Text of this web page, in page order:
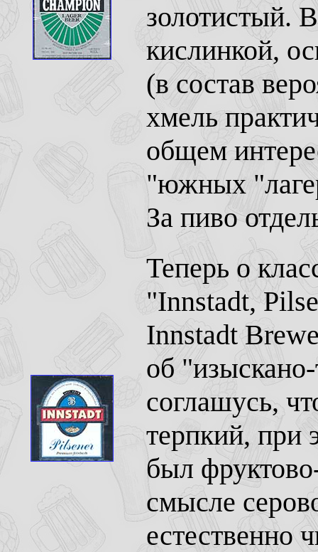
золотистый.
кислинкой,
(в состав
хмель
общем
"южных
За пиво
Теперь о
"Innstadt,
Innstadt
об
соглашусь,
терпкий, при
был
смысле
естественно